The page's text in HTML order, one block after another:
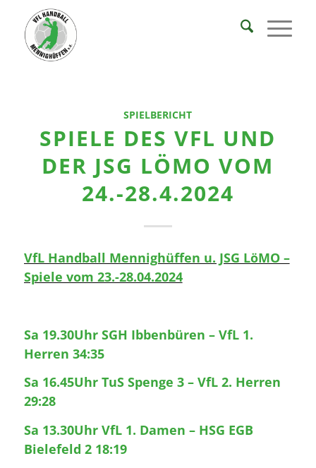
SPIELBERICHT
SPIELE DES VFL UND
DER JSG LÖMO VOM
24.-28.4.2024
VfL Handball Mennighüffen u. JSG LöMO –
Spiele vom 23.-28.04.2024
Sa 19.30Uhr SGH Ibbenbüren – VfL 1.
Herren 34:35
Sa 16.45Uhr TuS Spenge 3 – VfL 2. Herren
29:28
Sa 13.30Uhr VfL 1. Damen – HSG EGB
Bielefeld 2 18:19